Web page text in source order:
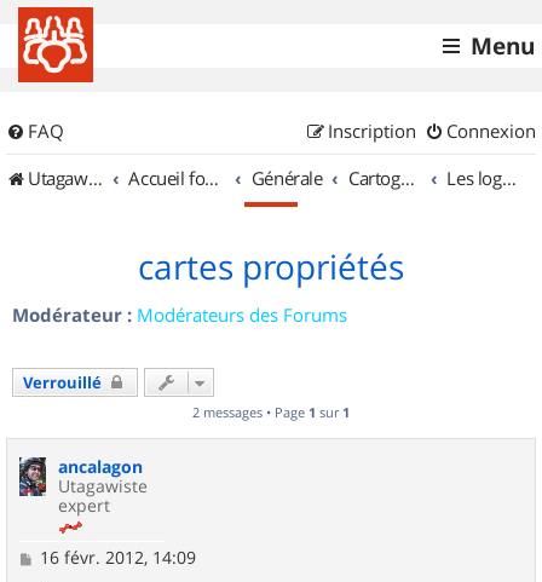
Menu
FAQ Connexion
Inscription
UtagawaVTT (Randos VTT et VTTAE avec traces GPS)
Accueil forum Générale Cartographie et GPS Les logiciels
cartes propriétés
Modérateur : Modérateurs des Forums
Verrouillé
2 messages • Page 1 sur 1
ancalagon
Utagawiste
expert
M16 févr. 2012, 14:09